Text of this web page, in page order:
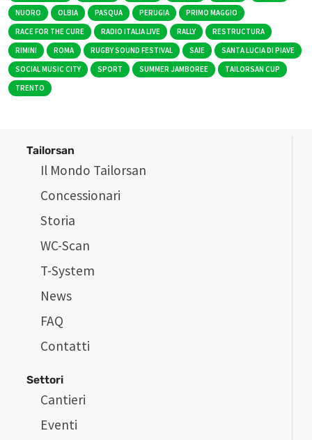
NUORO
OLBIA PASQUA PERUGIA
PRIMO MAGGIO
RACE FOR THE CURE
RADIO ITALIA LIVE RALLY
RESTRUCTURA
RIMINI
ROMA RUGBY SOUND FESTIVAL SAIE
SANTA LUCIA DI PIAVE
SOCIAL MUSIC CITY
SPORT SUMMER JAMBOREE
TAILORSAN CUP
TRENTO
Tailorsan
Il Mondo Tailorsan
Concessionari
Storia
WC-Scan
T-System
News
FAQ
Contatti
Settori
Cantieri
Eventi